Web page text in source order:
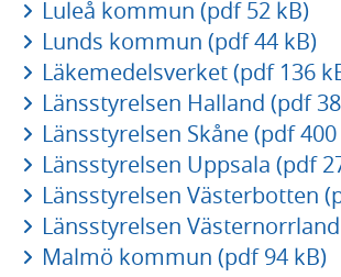
Luleå kommun (pdf 52 kB)
Lunds kommun (pdf 44 kB)
Läkemedelsverket (pdf 136
Länsstyrelsen Halland (pdf
Länsstyrelsen Skåne (pdf 400
Länsstyrelsen Uppsala (pdf
Länsstyrelsen Västerbotten
Länsstyrelsen
Malmö kommun (pdf 94 kB)